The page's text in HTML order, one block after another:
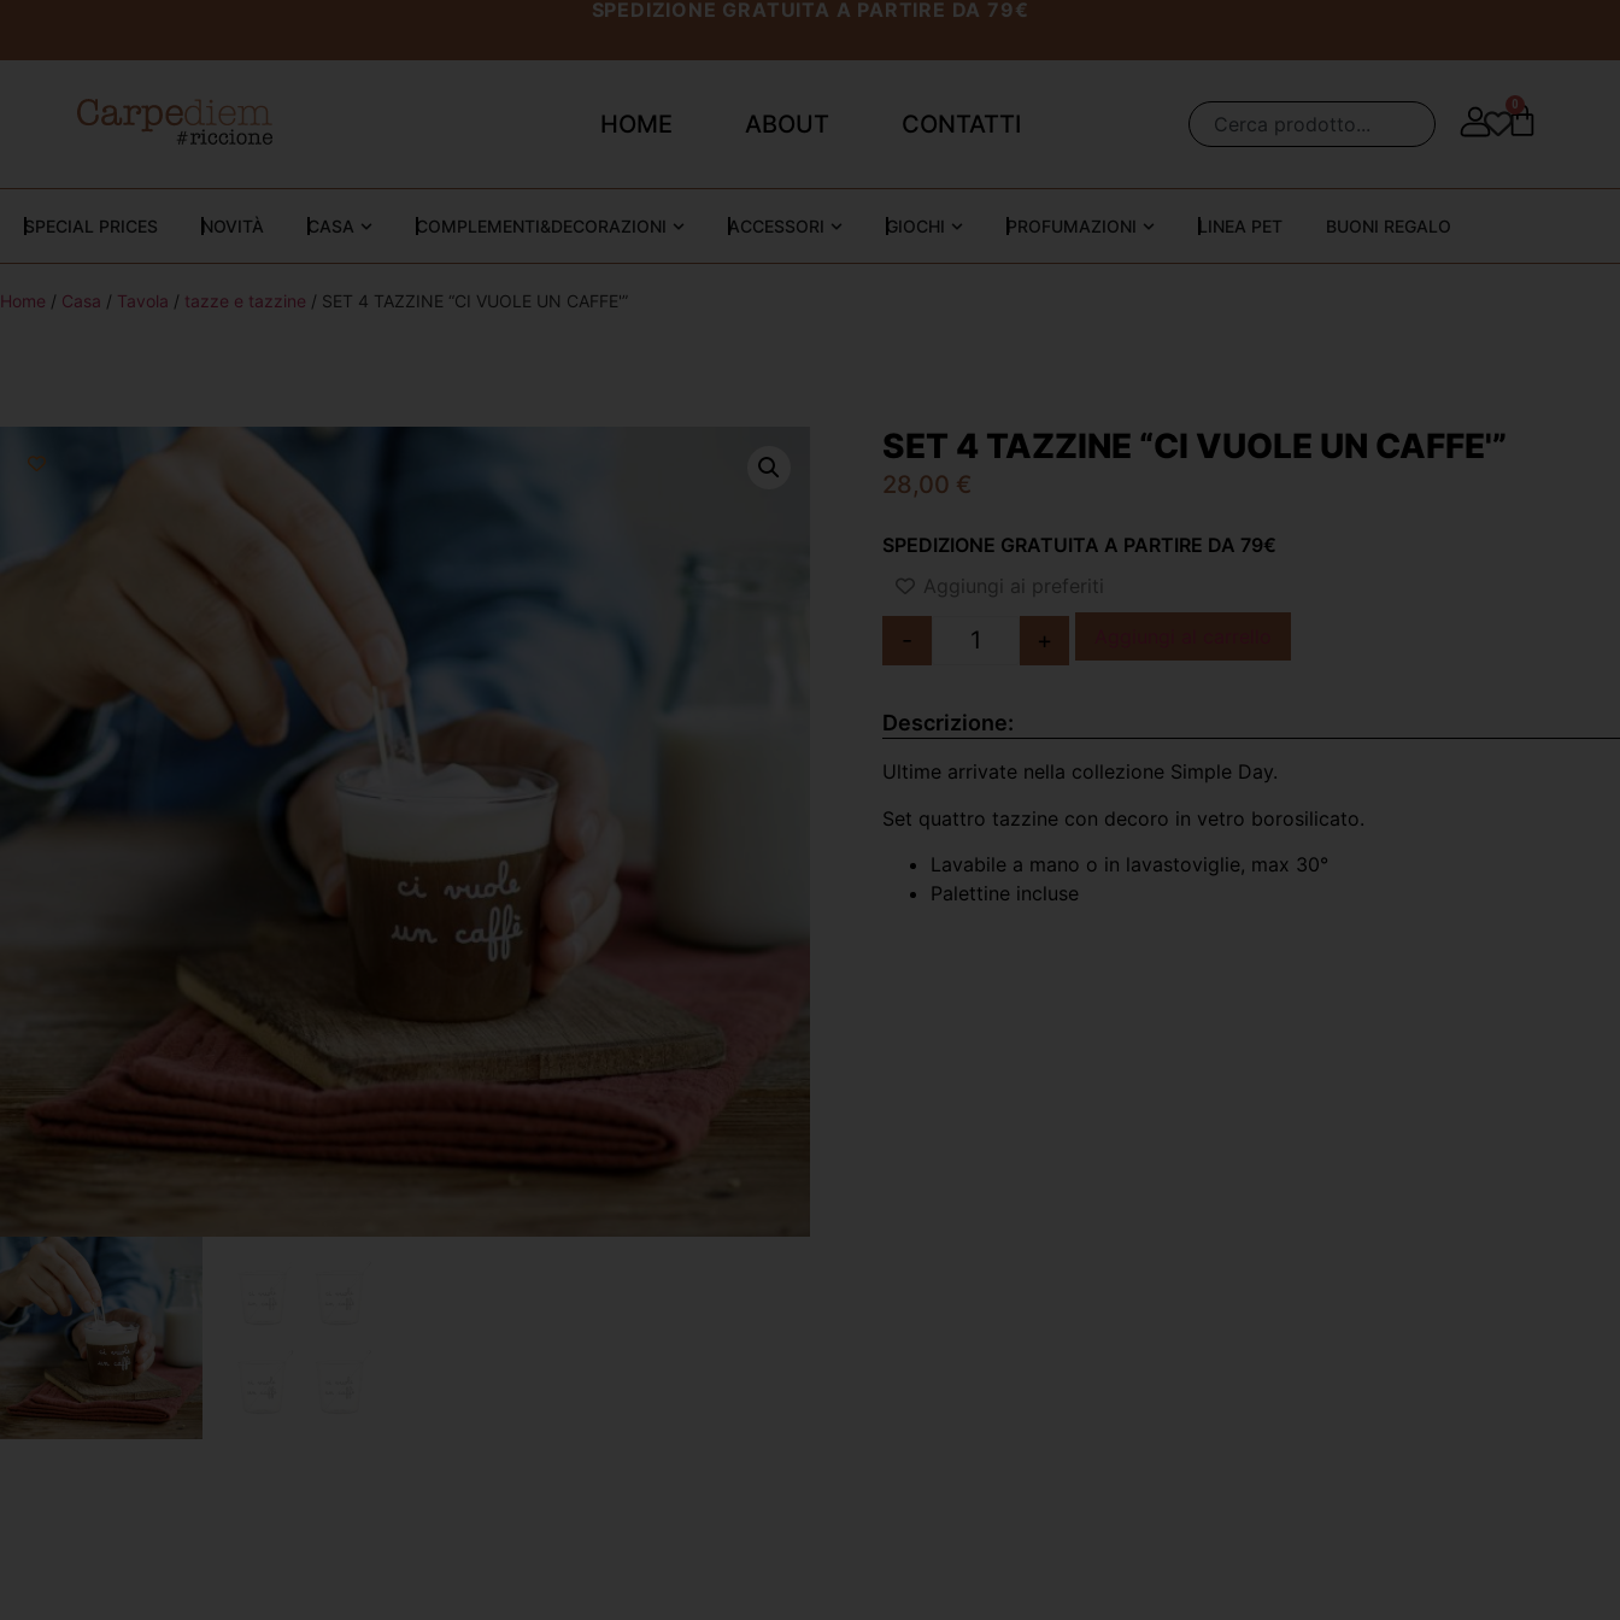
SPEDIZIONE GRATUITA A PARTIRE DA 79€
HOME ABOUT CONTATTI
0
SPECIAL PRICES NOVITÀ CASA COMPLEMENTI&DECORAZIONI ACCESSORI GIOCHI PROFUMAZIONI LINEA PET BUONI REGALO
Home / Casa / Tavola / tazze e tazzine / SET 4 TAZZINE “CI VUOLE UN CAFFE'”
SET 4 TAZZINE “CI VUOLE UN CAFFE'”
28,00 €
SPEDIZIONE GRATUITA A PARTIRE DA 79€
Aggiungi ai preferiti
- +
Descrizione:
Ultime arrivate nella collezione Simple Day.
Set quattro tazzine con decoro in vetro borosilicato.
Lavabile a mano o in lavastoviglie, max 30°
Palettine incluse